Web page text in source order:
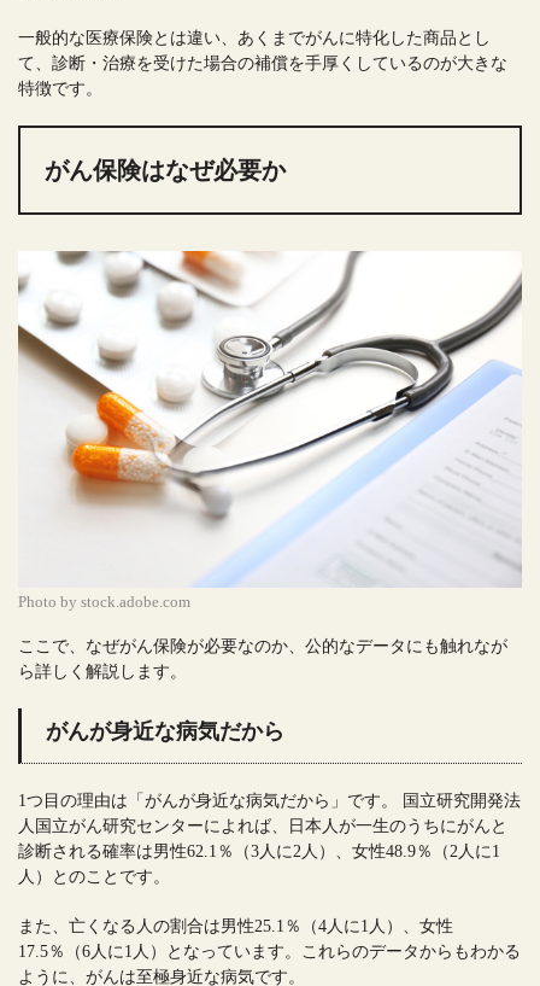
一般的な医療保険とは違い、あくまでがんに特化した商品とし
て、診断・治療を受けた場合の補償を手厚くしているのが大きな
特徴です。
がん保険はなぜ必要か
Photo by stock.adobe.com
ここで、なぜがん保険が必要なのか、公的なデータにも触れなが
ら詳しく解説します。
がんが身近な病気だから
1つ目の理由は「がんが身近な病気だから」です。 国立研究開発法
人国立がん研究センターによれば、日本人が一生のうちにがんと
診断される確率は男性62.1％（3人に2人）、女性48.9％（2人に1
人）とのことです。
また、亡くなる人の割合は男性25.1％（4人に1人）、女性
17.5％（6人に1人）となっています。これらのデータからもわかる
ように、がんは至極身近な病気です。